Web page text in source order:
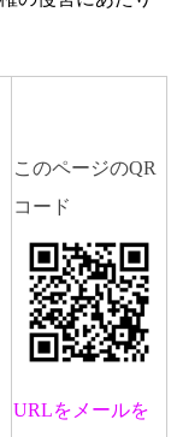
このページのQR
コード
URLをメールを